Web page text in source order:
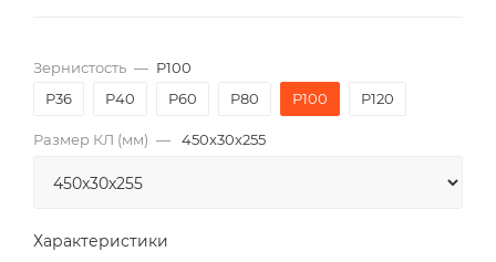
Зернистость — P100
P36
P40 P60 P80 P100 P120
Размер КЛ (мм) — 450x30x255
Характеристики